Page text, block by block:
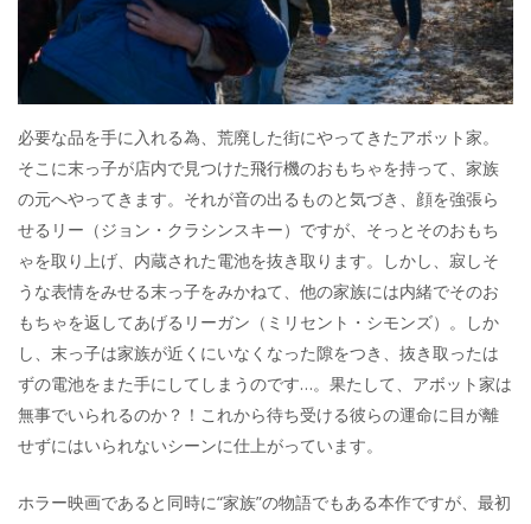
必要な品を手に入れる為、荒廃した街にやってきたアボット家。
そこに末っ子が店内で見つけた飛行機のおもちゃを持って、家族
の元へやってきます。それが音の出るものと気づき、顔を強張ら
せるリー（ジョン・クラシンスキー）ですが、そっとそのおもち
ゃを取り上げ、内蔵された電池を抜き取ります。しかし、寂しそ
うな表情をみせる末っ子をみかねて、他の家族には内緒でそのお
もちゃを返してあげるリーガン（ミリセント・シモンズ）。しか
し、末っ子は家族が近くにいなくなった隙をつき、抜き取ったは
ずの電池をまた手にしてしまうのです…。果たして、アボット家は
無事でいられるのか？！これから待ち受ける彼らの運命に目が離
せずにはいられないシーンに仕上がっています。
ホラー映画であると同時に“家族”の物語でもある本作ですが、最初